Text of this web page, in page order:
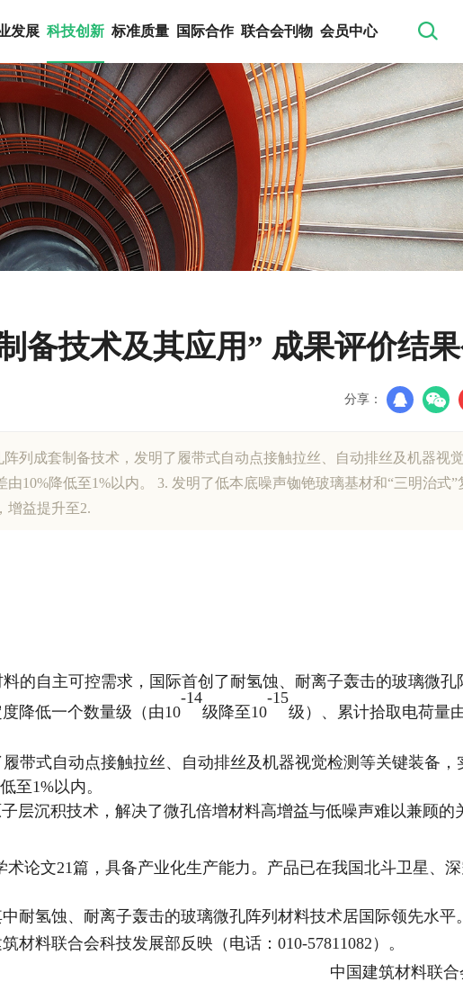
发展 科技创新 标准质量 国际合作 联合会刊物 会员中心
备技术及其应用” 成果评价结
分享：
列成套制备技术，发明了履带式自动点接触拉丝、自动排丝及机器视
10%降低至1%以内。 3. 发明了低本底噪声铷铯玻璃基材和“三明治式
增益提升至2.
的自主可控需求，国际首创了耐氢蚀、耐离子轰击的玻璃微孔
降低一个数量级（由10
-14
级降至10
-15
级）、累计拾取电荷量
带式自动点接触拉丝、自动排丝及机器视觉检测等关键装备，
至1%以内。
层沉积技术，解决了微孔倍增材料高增益与低噪声难以兼顾的
论文21篇，具备产业化生产能力。产品已在我国北斗卫星、
耐氢蚀、耐离子轰击的玻璃微孔阵列材料技术居国际领先水平。
料联合会科技发展部反映（电话：010-57811082）。
中国建筑材料联